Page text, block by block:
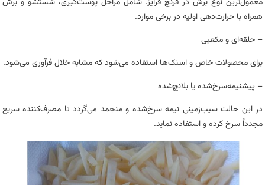
همراه با حرارت‌دهی اولیه در برخی موارد.
– حلقه‌ای و مکعبی
برای محصولات خاص و اسنک‌ها استفاده می‌شود که مشابه خلال فرآوری می‌شود.
– پیشنیمه‌سرخ‌شده یا بلانچ‌شده
در این حالت سیب‌زمینی نیمه سرخ‌شده و منجمد می‌گردد تا مصرف‌کننده سریع‌
مجدداً سرخ کرده و استفاده نماید.